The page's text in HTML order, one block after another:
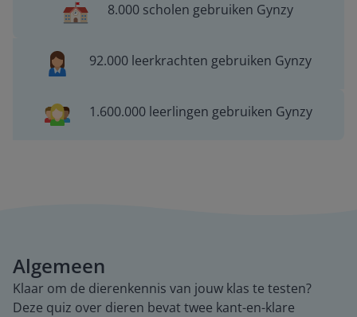
8.000 scholen gebruiken Gynzy
92.000 leerkrachten gebruiken Gynzy
1.600.000 leerlingen gebruiken Gynzy
Algemeen
Klaar om de dierenkennis van jouw klas te testen?
Deze quiz over dieren bevat twee kant-en-klare